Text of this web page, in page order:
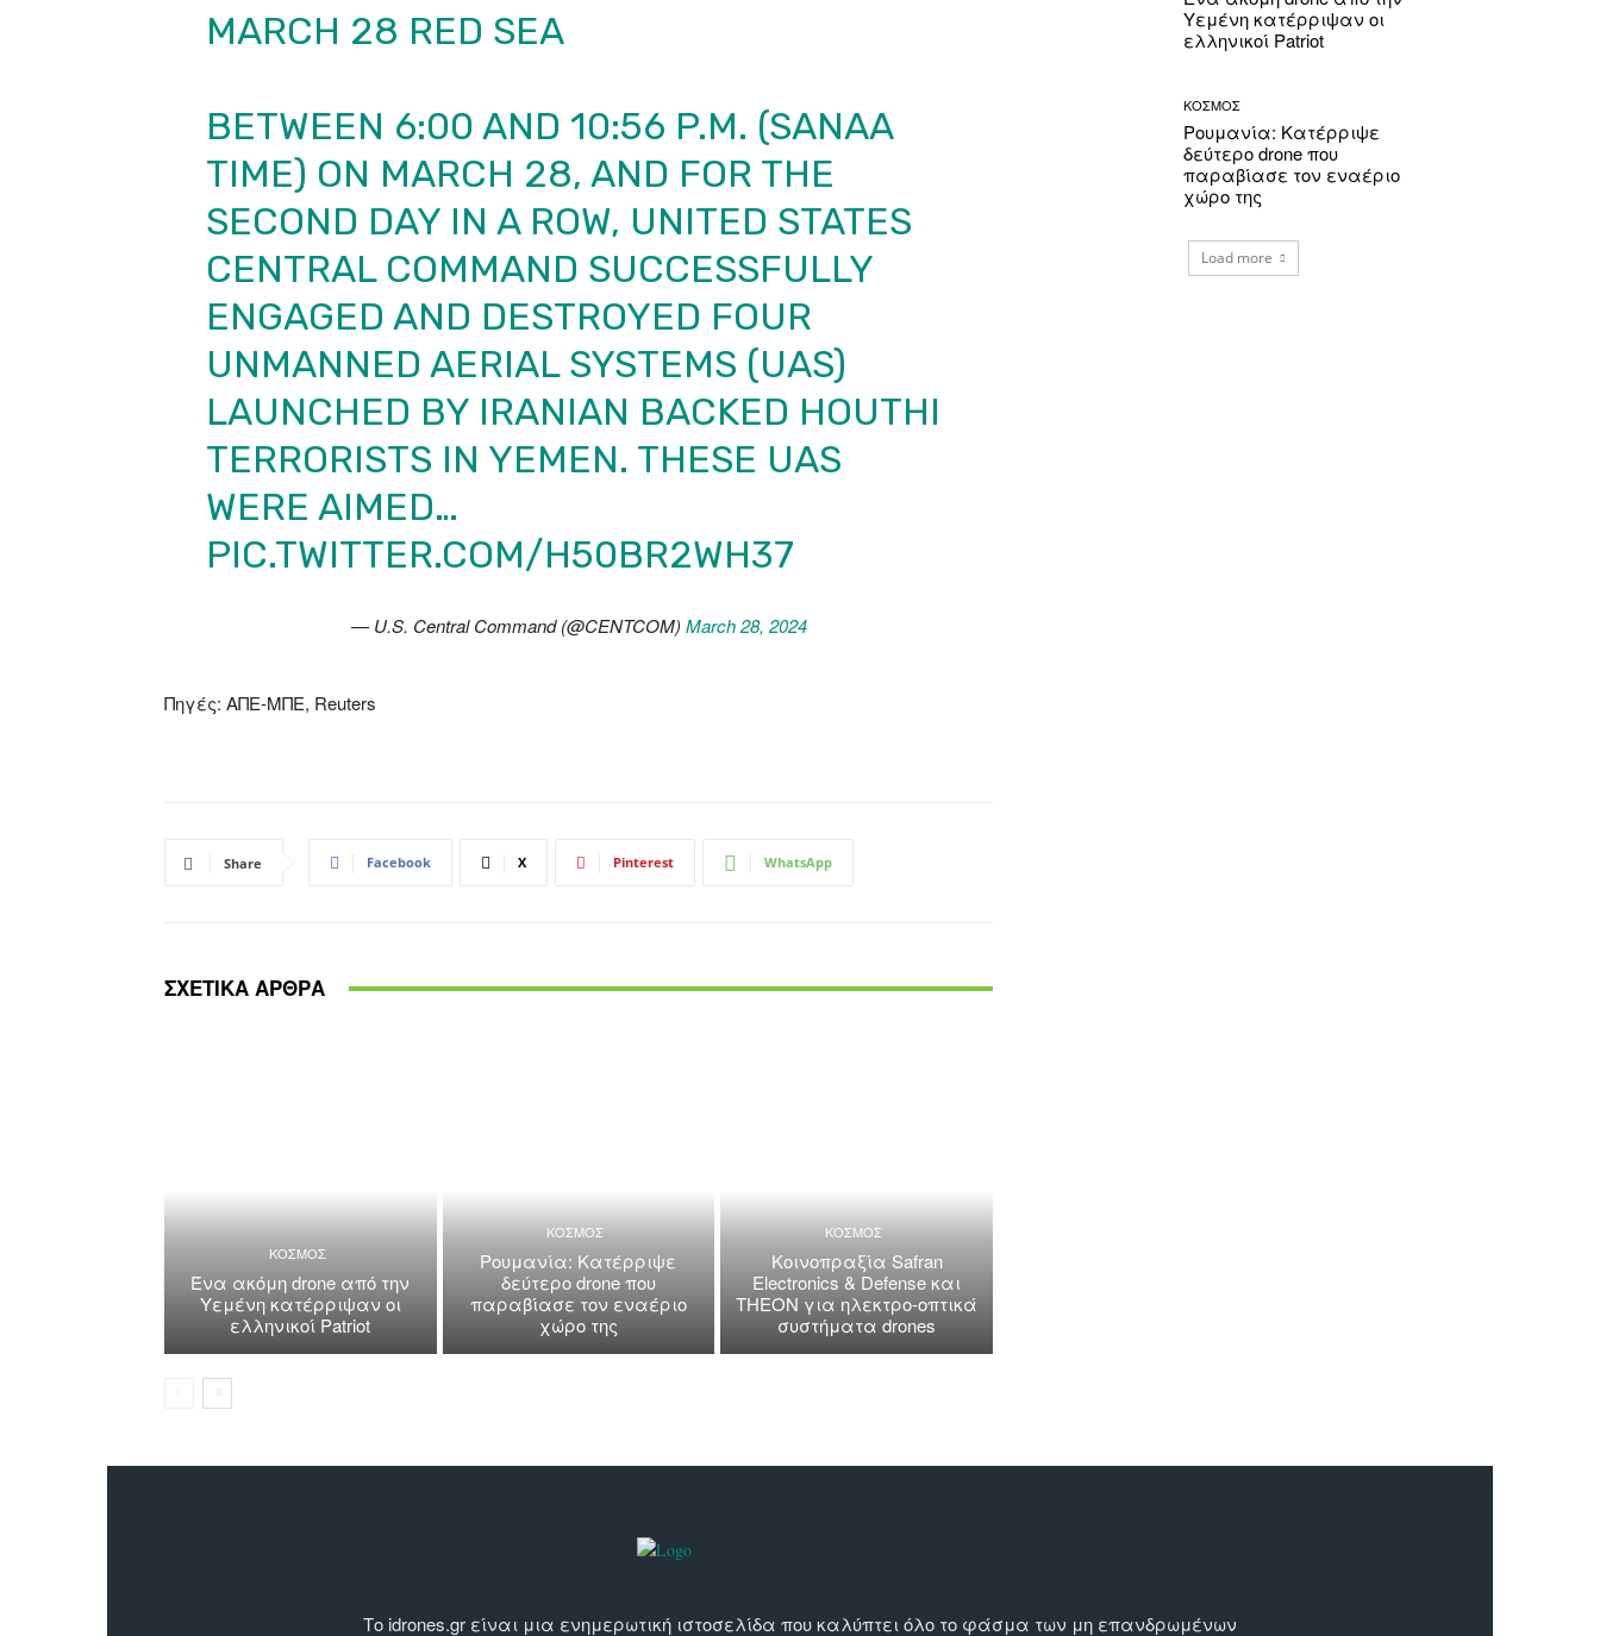
MARCH 28 RED SEA
BETWEEN 6:00 AND 10:56 P.M. (SANAA
TIME) ON MARCH 28, AND FOR THE
SECOND DAY IN A ROW, UNITED STATES
CENTRAL COMMAND SUCCESSFULLY
ENGAGED AND DESTROYED FOUR
UNMANNED AERIAL SYSTEMS (UAS)
LAUNCHED BY IRANIAN BACKED HOUTHI
TERRORISTS IN YEMEN. THESE UAS
WERE AIMED…
PIC.TWITTER.COM/H50BR2WH37
— U.S. Central Command (@CENTCOM) March 28, 2024
Πηγές: ΑΠΕ-ΜΠΕ, Reuters
Share Facebook X Pinterest WhatsApp
ΣΧΕΤΙΚΑ ΑΡΘΡΑ
ΚΟΣΜΟΣ
Ένα ακόμη drone από την
Υεμένη κατέρριψαν οι
ελληνικοί Patriot
ΚΟΣΜΟΣ
Ρουμανία: Κατέρριψε
δεύτερο drone που
παραβίασε τον εναέριο
χώρο της
ΚΟΣΜΟΣ
Κοινοπραξία Safran
Electronics & Defense και
THEON για ηλεκτρο-οπτικά
συστήματα drones
Υεμένη κατέρριψαν οι
ελληνικοί Patriot
ΚΟΣΜΟΣ
Ρουμανία: Κατέρριψε
δεύτερο drone που
παραβίασε τον εναέριο
χώρο της
Load more
Το idrones.gr είναι μια ενημερωτική ιστοσελίδα που καλύπτει όλο το φάσμα των μη επανδρωμένων